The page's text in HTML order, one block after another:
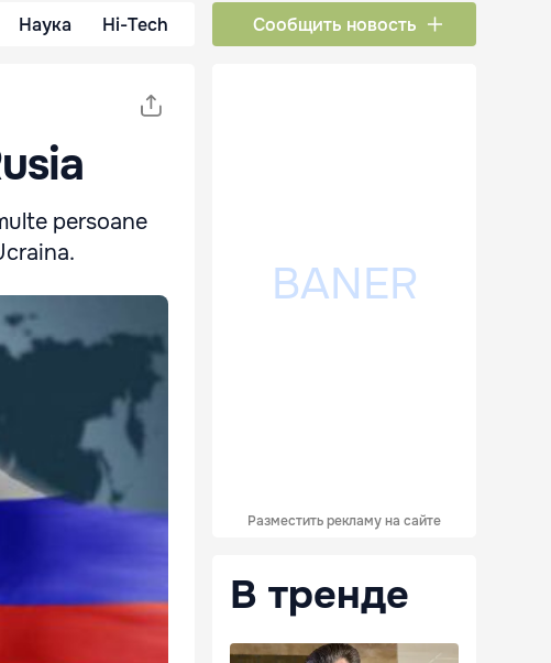
Наука Hi-Tech Сообщить новость
persoane
Разместить рекламу на сайте
В тренде